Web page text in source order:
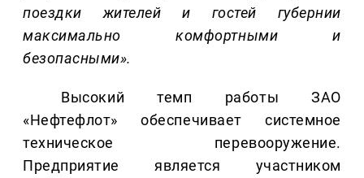
поездки жителей и гостей губернии
максимально комфортными и
безопасными».
Высокий темп работы ЗАО
«Нефтефлот» обеспечивает системное
техническое перевооружение.
Предприятие является участником